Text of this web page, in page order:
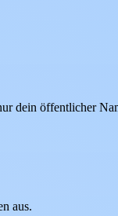
dein öffentlicher
aus.